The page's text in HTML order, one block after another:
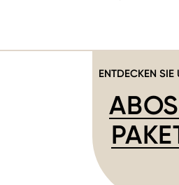
ENTDECKEN SIE